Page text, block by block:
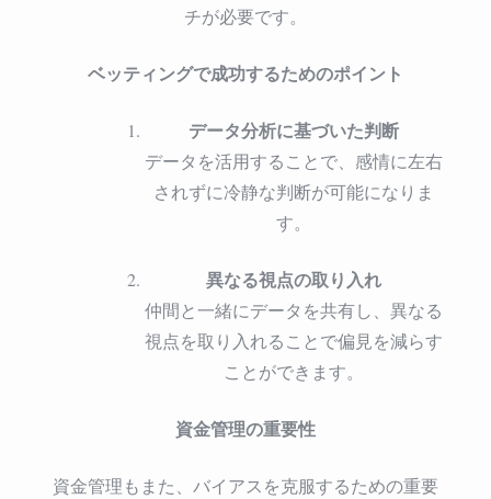
チが必要です。
ベッティングで成功するためのポイント
データ分析に基づいた判断
データを活用することで、感情に左右
されずに冷静な判断が可能になりま
す。
異なる視点の取り入れ
仲間と一緒にデータを共有し、異なる
視点を取り入れることで偏見を減らす
ことができます。
資金管理の重要性
資金管理もまた、バイアスを克服するための重要